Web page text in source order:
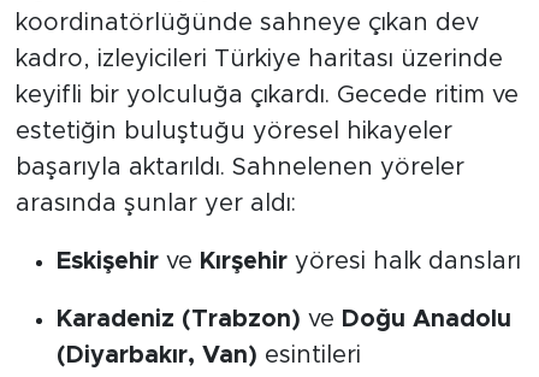
koordinatörlüğünde sahneye çıkan dev
kadro, izleyicileri Türkiye haritası üzerinde
keyifli bir yolculuğa çıkardı. Gecede ritim ve
estetiğin buluştuğu yöresel hikayeler
başarıyla aktarıldı. Sahnelenen yöreler
arasında şunlar yer aldı:
Eskişehirve Kırşehiryöresi halk dansları
Karadeniz (Trabzon) ve Doğu Anadolu
(Diyarbakır, Van) esintileri